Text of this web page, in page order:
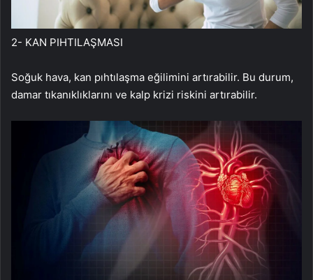
2- KAN PIHTILAŞMASI
Soğuk hava, kan pıhtılaşma eğilimini artırabilir. Bu durum,
damar tıkanıklıklarını ve kalp krizi riskini artırabilir.